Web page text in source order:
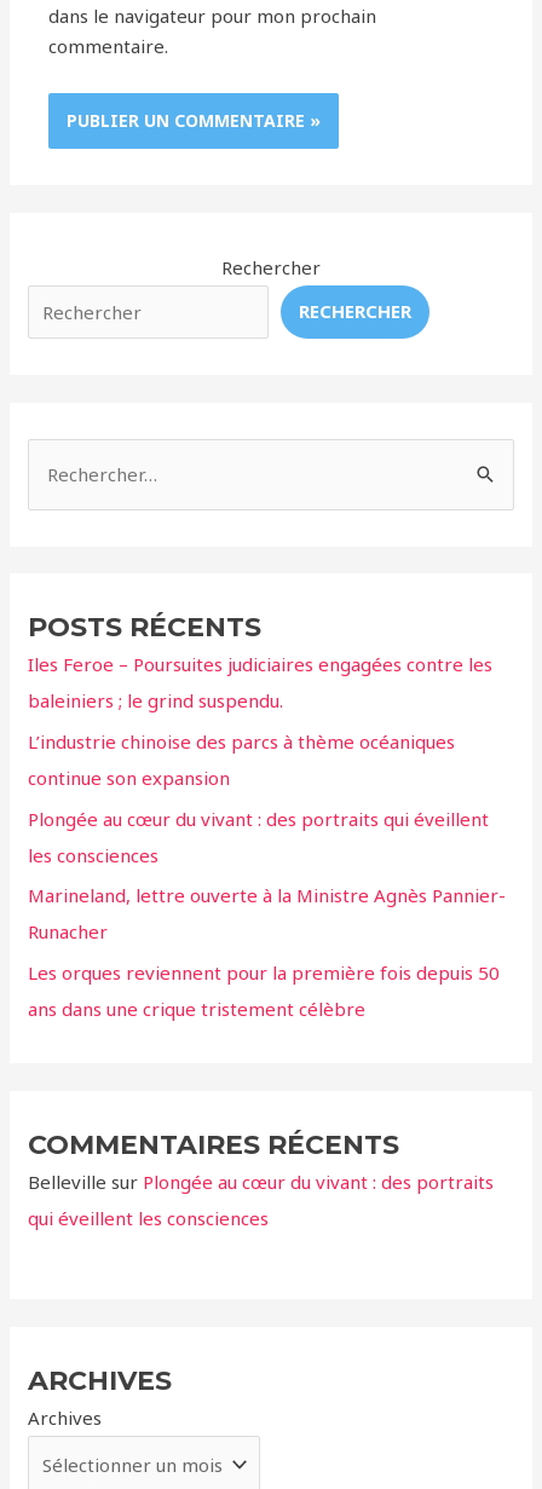
dans le navigateur pour mon prochain
commentaire.
Rechercher
RECHERCHER
r
c
h
e
r
:
POSTS RÉCENTS
Iles Feroe – Poursuites judiciaires engagées contre les
baleiniers ; le grind suspendu.
L’industrie chinoise des parcs à thème océaniques
continue son expansion
Plongée au cœur du vivant : des portraits qui éveillent
les consciences
Marineland, lettre ouverte à la Ministre Agnès Pannier-
Runacher
Les orques reviennent pour la première fois depuis 50
ans dans une crique tristement célèbre
COMMENTAIRES RÉCENTS
Belleville sur Plongée au cœur du vivant : des portraits
qui éveillent les consciences
ARCHIVES
Archives